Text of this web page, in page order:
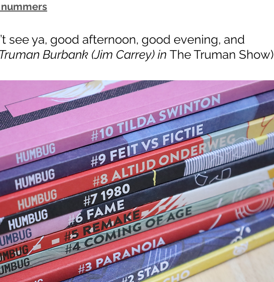
see ya, good afternoon, good evening, and
Burbank (Jim Carrey) in The Truman Show)